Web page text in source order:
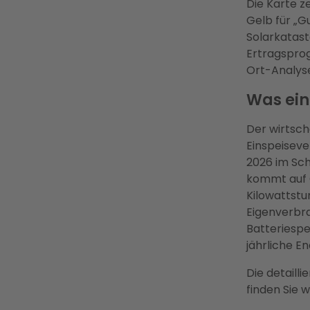
Die Karte
Gelb für
Ort-
Was
Der
2026 im
kommt
jährliche
Die
finden Sie